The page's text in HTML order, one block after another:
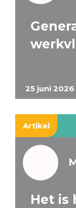
25 juni 2026
Artikel
Het is